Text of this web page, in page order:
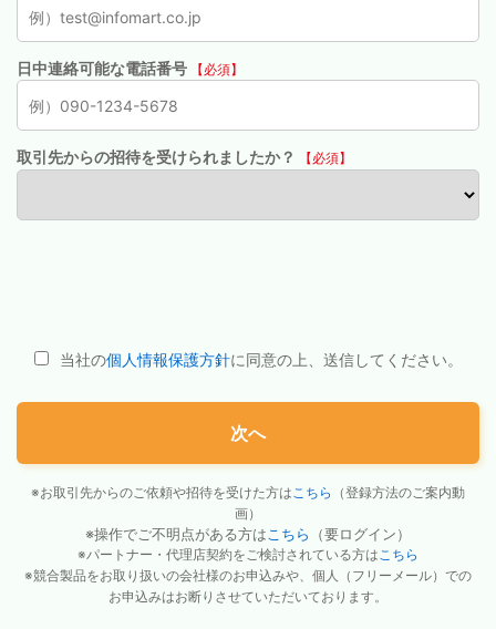
日中連絡可能な電話番号 【必須】
取引先からの招待を受けられましたか？ 【必須】
当社の個人情報保護方針に同意の上、送信してください。
次へ
※お取引先からのご依頼や招待を受けた方はこちら （登録方法のご案内動
画）
※操作でご不明点がある方は こちら （要ログイン）
※パートナー・代理店契約をご検討されている方はこちら
※競合製品をお取り扱いの会社様のお申込みや、個人（フリーメール）での
お申込みはお断りさせていただいております。